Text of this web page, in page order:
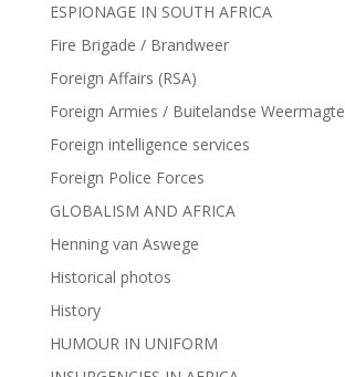
ESPIONAGE IN SOUTH AFRICA
Fire Brigade / Brandweer
Foreign Affairs (RSA)
Foreign Armies / Buitelandse Weermagte
Foreign intelligence services
Foreign Police Forces
GLOBALISM AND AFRICA
Henning van Aswege
Historical photos
History
HUMOUR IN UNIFORM